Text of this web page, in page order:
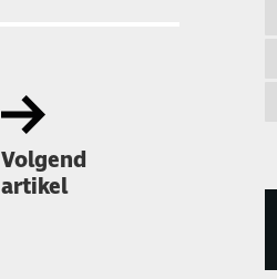
Volgend
artikel